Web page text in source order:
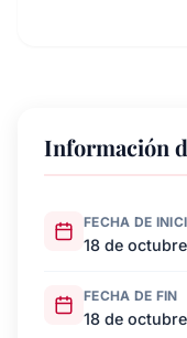
Información
FECHA DE
18 de
FECHA DE FIN
18 de